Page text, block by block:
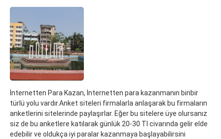
İnternetten Para Kazan, İnternetten para kazanmanın binbir
türlü yolu vardır.Anket siteleri firmalarla anlaşarak bu firmaların
anketlerini sitelerinde paylaşırlar. Eğer bu sitelere üye olursanız
siz de bu anketlere katılarak günlük 20-30 Tl civarında gelir elde
edebilir ve oldukça iyi paralar kazanmaya başlayabilirsini